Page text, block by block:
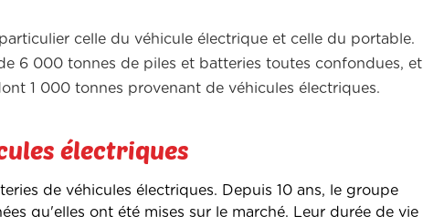
celle du véhicule électrique et celle du portable.
6 000 tonnes de piles et batteries toutes confondues, et
1 000 tonnes provenant de véhicules électriques.
électriques
de véhicules électriques. Depuis 10 ans, le groupe
qu'elles ont été mises sur le marché. Leur durée de vie